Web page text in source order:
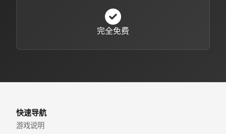
完全免费
快速导航
游戏说明